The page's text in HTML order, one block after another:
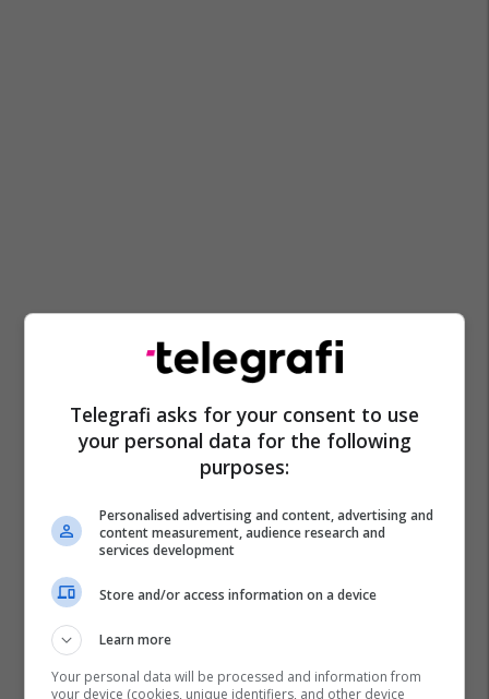
Telegrafi asks for your consent to use
your personal data for the following
purposes:
Personalised advertising and content, advertising and
content measurement, audience research and
services development
Store and/or access information on a device
Learn more
Your personal data will be processed and information from
your device (cookies, unique identifiers, and other device